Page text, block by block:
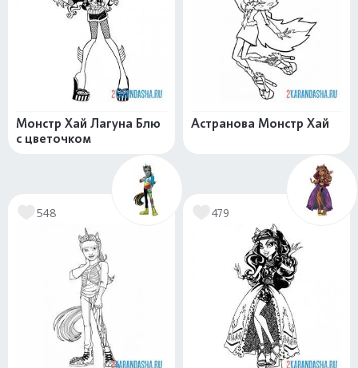
Монстр Хай Лагуна Блю
с цветочком
Астранова Монстр Хай
548 479